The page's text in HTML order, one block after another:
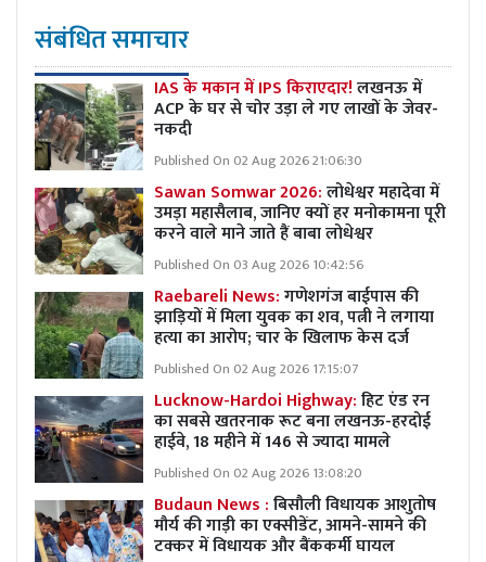
संबंधित समाचार
IAS के मकान में IPS किराएदार!लखनऊ में
ACP के घर से चोर उड़ा ले गए लाखों के जेवर-
नकदी
Published On 02 Aug 2026 21:06:30
Sawan Somwar 2026:लोधेश्वर महादेवा में
उमड़ा महासैलाब, जानिए क्यों हर मनोकामना पूरी
करने वाले माने जाते हैं बाबा लोधेश्वर
Published On 03 Aug 2026 10:42:56
Raebareli News:गणेशगंज बाईपास की
झाड़ियों में मिला युवक का शव, पत्नी ने लगाया
हत्या का आरोप; चार के खिलाफ केस दर्ज
Published On 02 Aug 2026 17:15:07
Lucknow-Hardoi Highway:हिट एंड रन
का सबसे खतरनाक रूट बना लखनऊ-हरदोई
हाईवे, 18 महीने में 146 से ज्यादा मामले
Published On 02 Aug 2026 13:08:20
Budaun News :बिसौली विधायक आशुतोष
मौर्य की गाड़ी का एक्सीडेंट, आमने-सामने की
टक्कर में विधायक और बैंककर्मी घायल